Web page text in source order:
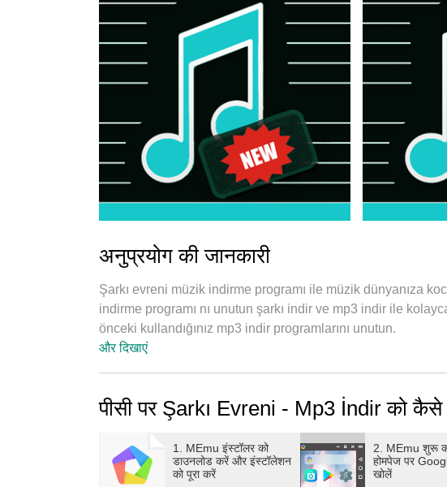
अनुप्रयोग की जानकारी
Şarkı evreni müzik indirme programı ile müzik dünyanıza
indirme programı nı unutun şarkı indir ve mp3 indir ile
önceki kullandığınız mp3 indir programlarını unutun.
और दिखाएं
पीसी पर Şarkı Evreni - Mp3 İndir को
1. MEmu इंस्टॉलर को
डाउनलोड करें और इंस्टॉलेशन
को पूरा करें
2. MEmu शुरू
होमपेज पर
खोलें